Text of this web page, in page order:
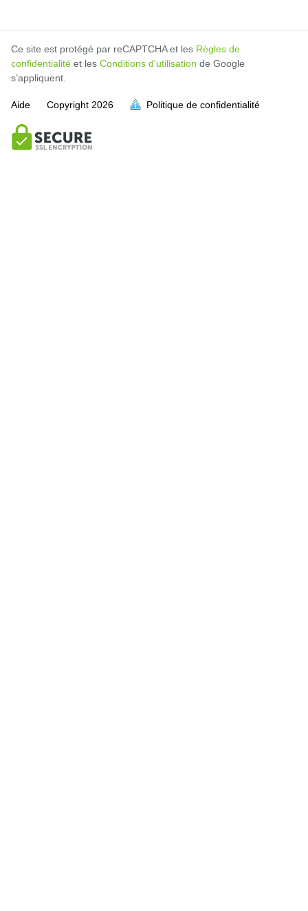
Ce site est protégé par reCAPTCHA et les Règles de
confidentialité et les Conditions d’utilisation de Google
s’appliquent.
Aide Copyright 2026 Politique de confidentialité